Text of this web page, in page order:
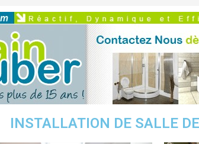
INSTALLATION DE SALLE